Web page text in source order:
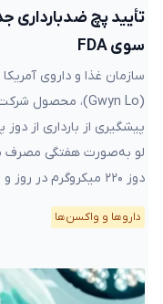
تأیید پچ ضدبارداری
سوی FDA
پیشگیری از بارداری از
لو به‌صورت هفتگی مصرف
دوز ۲۲۰ میکروگرم در روز و اتینیل‌استرادیول با دوز ۲۰ میکروگرم در […]
دارو‌ها و واکسن‌ها